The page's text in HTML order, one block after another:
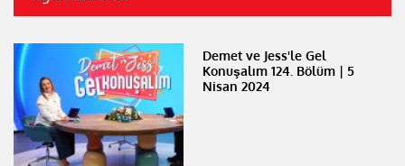
Demet ve Jess'le Gel
Konuşalım 124. Bölüm | 5
Nisan 2024